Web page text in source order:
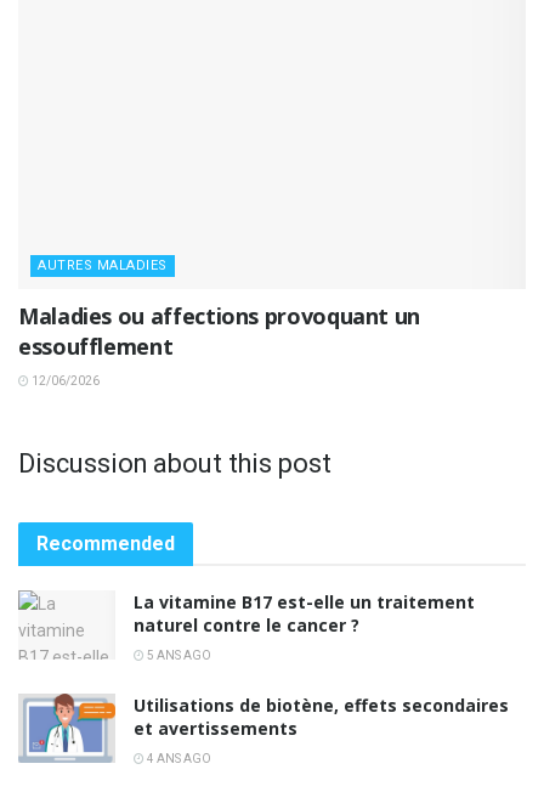
AUTRES MALADIES
Maladies ou affections provoquant un
essoufflement
12/06/2026
Discussion about this post
Recommended
La vitamine B17 est-elle un traitement
naturel contre le cancer ?
5 ANS AGO
Utilisations de biotène, effets secondaires
et avertissements
4 ANS AGO